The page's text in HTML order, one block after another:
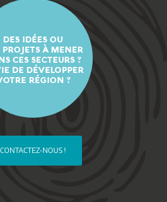
DES IDÉES OU
PROJETS À MENER
CES SECTEURS ?
DE DÉVELOPPER
RÉGION ?
CONTACTEZ-NOUS !